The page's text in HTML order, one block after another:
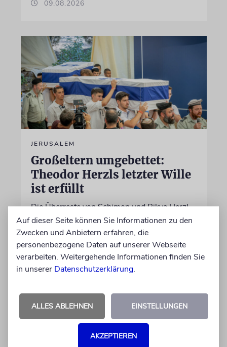
09.08.2026
JERUSALEM
Großeltern umgebettet:
Theodor Herzls letzter Wille
ist erfüllt
Die Überreste von Schimon und Rikva Herzl,
Vorfahren väterlicherseits des Zionismus-
Begründers und prägende Gestalten in
Theodor Herzls Jugend, wurden von Serbien
nach Israel überführt und auf dem Herzlberg
beigesetzt
06.08.2026
Auf dieser Seite können Sie Informationen zu den
Zwecken und Anbietern erfahren, die
personenbezogene Daten auf unserer Webseite
verarbeiten. Weitergehende Informationen finden Sie
in unserer Datenschutzerklärung.
ALLES ABLEHNEN EINSTELLUNGEN
AKZEPTIEREN